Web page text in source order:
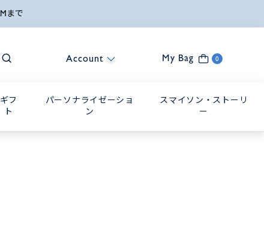
Account My Bag 0
ギフ
ト
パーソナライゼーショ
ン
スマイソン・ストーリ
ー